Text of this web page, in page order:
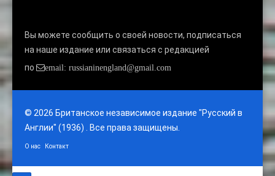
Вы можете сообщить о своей новости, подписаться
на наше издание или связаться с редакцией
по
email: russianinengland@gmail.com
© 2026 Британское независимое издание "Русский в
Англии" (1936) . Все права защищены.
О нас Контакт